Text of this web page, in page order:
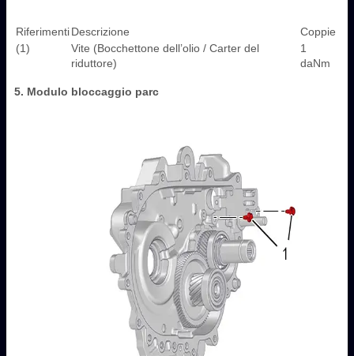
RiferimentiDescrizione
Coppie
(1)
Vite (Bocchettone dell’olio / Carter del
riduttore)
1
daNm
5. Modulo bloccaggio parc